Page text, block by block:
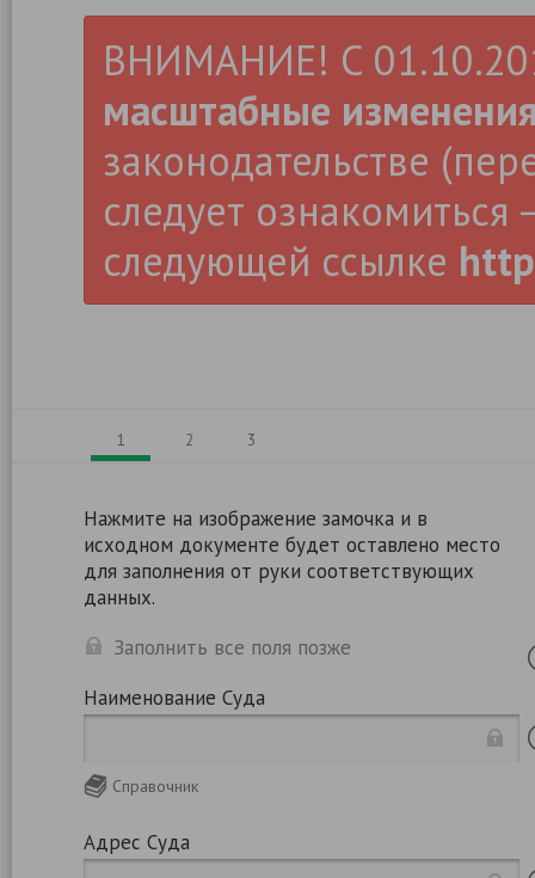
ВНИМАНИЕ! С
масштабные
законодательстве
следует ознакомиться
следующей ссылке
1 2 3
Нажмите на изображение замочка и в
исходном документе будет оставлено место
для заполнения от руки соответствующих
данных.
Заполнить все поля позже
Наименование Суда
Справочник
Адрес Суда